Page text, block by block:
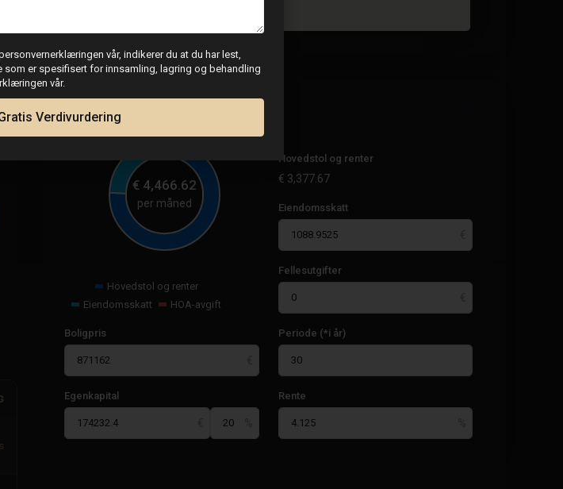
Lånekalkulator
€ 4,466.62
per måned
Hovedstol og renter
Eiendomsskatt
HOA-avgift
Hovedstol og renter
€ 3,377.67
Eiendomsskatt
Fellesutgifter
Boligpris
Egenkapital
Periode (*i år)
Rente
vår, indikerer du at du har lest,
er spesifisert for innsamling, lagring og behandling
vår.
Verdivurdering